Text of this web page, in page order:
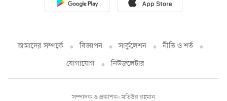
আমাদের সম্পর্কে বিজ্ঞাপন সার্কুলেশন
নীতি ও শর্ত
যোগাযোগ
নিউজলেটার
সম্পাদক ও প্রকাশক: মতিউর রহমান